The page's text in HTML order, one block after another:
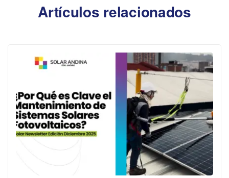
Artículos relacionados